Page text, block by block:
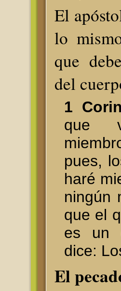
El
lo
que
del
1
que
pues,
haré
que el
es un
dice:
El